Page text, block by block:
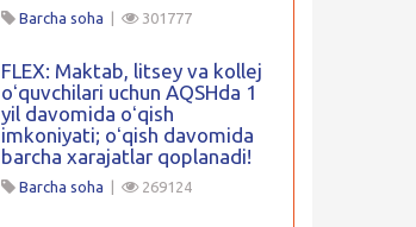
Barcha soha 301777
FLEX: Maktab, litsey va kollej
oʻquvchilari uchun AQSHda 1
yil davomida oʻqish
imkoniyati; oʻqish davomida
barcha xarajatlar qoplanadi!
Barcha soha 269124